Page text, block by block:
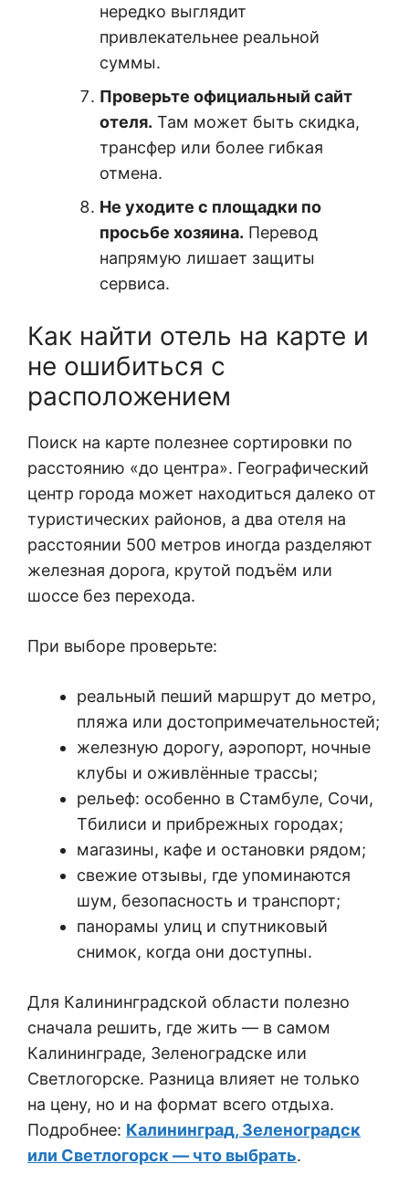
нередко выглядит
привлекательнее реальной
суммы.
Проверьте официальный сайт
отеля. Там может быть скидка,
трансфер или более гибкая
отмена.
Не уходите с площадки по
просьбе хозяина. Перевод
напрямую лишает защиты
сервиса.
Как найти отель на карте и
не ошибиться с
расположением
Поиск на карте полезнее сортировки по
расстоянию «до центра». Географический
центр города может находиться далеко от
туристических районов, а два отеля на
расстоянии 500 метров иногда разделяют
железная дорога, крутой подъём или
шоссе без перехода.
При выборе проверьте:
реальный пеший маршрут до метро,
пляжа или достопримечательностей;
железную дорогу, аэропорт, ночные
клубы и оживлённые трассы;
рельеф: особенно в Стамбуле, Сочи,
Тбилиси и прибрежных городах;
магазины, кафе и остановки рядом;
свежие отзывы, где упоминаются
шум, безопасность и транспорт;
панорамы улиц и спутниковый
снимок, когда они доступны.
Для Калининградской области полезно
сначала решить, где жить — в самом
Калининграде, Зеленоградске или
Светлогорске. Разница влияет не только
на цену, но и на формат всего отдыха.
Подробнее: Калининград, Зеленоградск
или Светлогорск — что выбрать.